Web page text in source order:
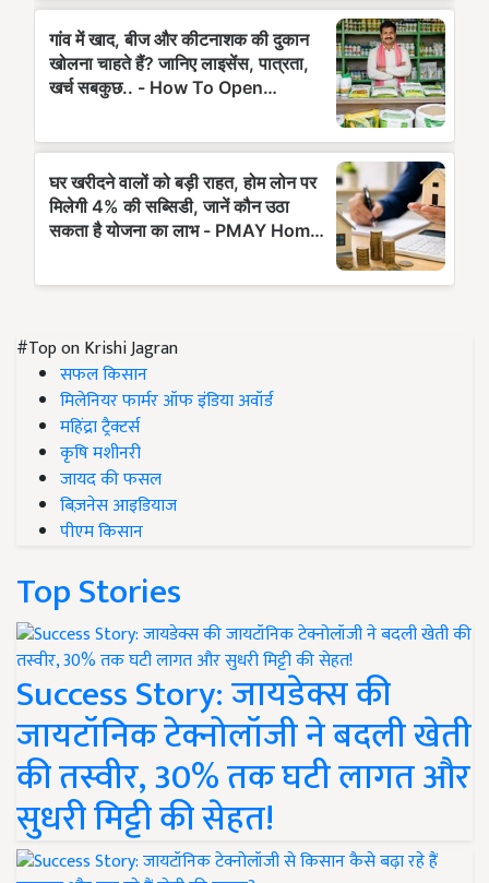
#Top on Krishi Jagran
सफल किसान
मिलेनियर फार्मर ऑफ इंडिया अवॉर्ड
महिंद्रा ट्रैक्टर्स
कृषि मशीनरी
जायद की फसल
बिज़नेस आइडियाज
पीएम किसान
Top Stories
Success Story: जायडेक्स की
जायटॉनिक टेक्नोलॉजी ने बदली खेती
की तस्वीर, 30% तक घटी लागत और
सुधरी मिट्टी की सेहत!